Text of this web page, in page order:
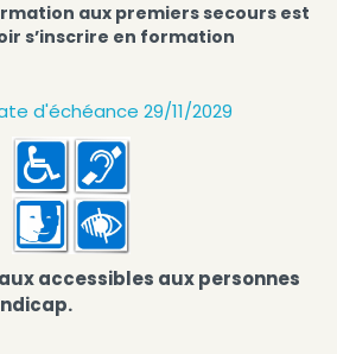
aux premiers secours est
s’inscrire en formation
d'échéance 29/11/2029
accessibles aux personnes